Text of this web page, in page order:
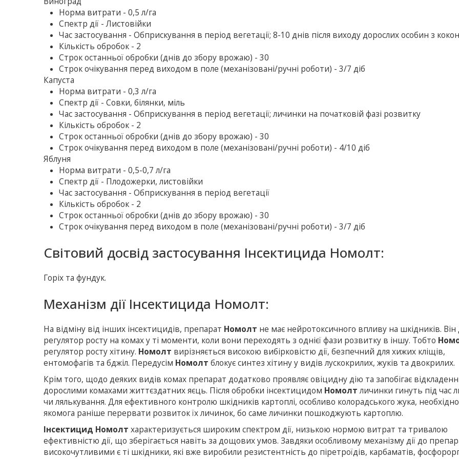
Норма витрати - 0,5 л/га
Спектр дії - Листовійки
Час застосування - Обприскування в період вегетації; 8-10 днів після виходу дорослих особин з
Кількість обробок - 2
Строк останньої обробки (днів до збору врожаю) - 30
Строк очікування перед виходом в поле (механізовані/ручні роботи) - 3/7 діб
Капуста
Норма витрати - 0,3 л/га
Спектр дії - Совки, білянки, міль
Час застосування - Обприскування в період вегетації; личинки на початковій фазі розвитку
Кількість обробок - 2
Строк останньої обробки (днів до збору врожаю) - 30
Строк очікування перед виходом в поле (механізовані/ручні роботи) - 4/10 діб
Яблуня
Норма витрати - 0,5-0,7 л/га
Спектр дії - Плодожерки, листовійки
Час застосування - Обприскування в період вегетації
Кількість обробок - 2
Строк останньої обробки (днів до збору врожаю) - 30
Строк очікування перед виходом в поле (механізовані/ручні роботи) - 3/7 діб
Світовий досвід застосування Інсектицида Номолт:
Горіх та фундук.
Механізм дії Інсектицида Номолт:
На відміну від інших інсектицидів, препарат Номолт не має нейротоксичного впливу на шкідників. Він
регулятор росту на комах у ті моменти, коли вони переходять з однієї фази розвитку в іншу. Тобто
регулятор росту хітину. Номолт вирізняється високою вибірковістю дії, безпечний для хижих кліщів,
ентомофагів та бджіл. Передусім Номолт блокує синтез хітину у видів лускокрилих, жуків та двокрилих.
Крім того, щодо деяких видів комах препарат додатково проявляє овіцидну дію та запобігає
дорослими комахами життєздатних яєць. Після обробки інсектицидом Номолтличинки гинуть під час
чи лялькування. Для ефективного контролю шкідників картоплі, особливо колорадського жука, необхідно
якомога раніше перервати розвиток їх личинок, бо саме личинки пошкоджують картоплю.
Інсектицид Номолт характеризується широким спектром дії, низькою нормою витрат та тривалою
ефективністю дії, що зберігається навіть за дощових умов. Завдяки особливому механізму дії до
високочутливими є ті шкідники, які вже виробили резистентність до піретроїдів, карбаматів,